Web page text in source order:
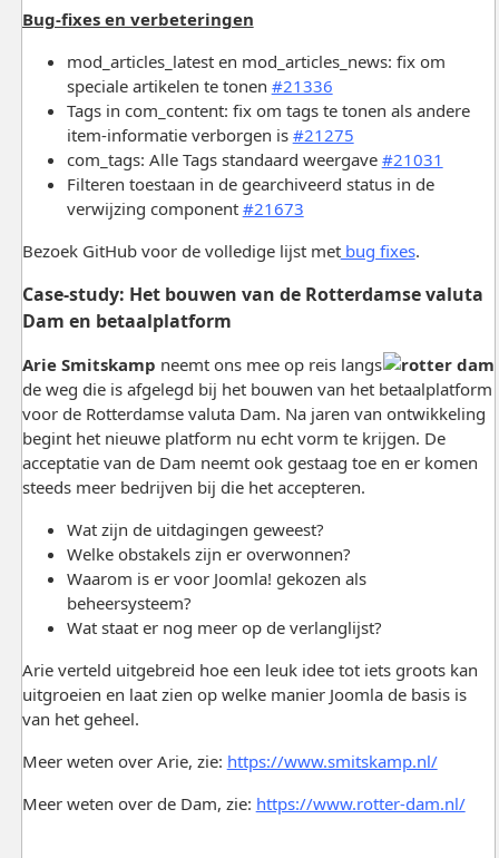
Bug-fixes en verbeteringen
mod_articles_latest en mod_articles_news: fix om
speciale artikelen te tonen #21336
Tags in com_content: fix om tags te tonen als andere
item-informatie verborgen is #21275
com_tags: Alle Tags standaard weergave #21031
Filteren toestaan in de gearchiveerd status in de
verwijzing component #21673
Bezoek GitHub voor de volledige lijst metbug fixes.
Case-study: Het bouwen van de Rotterdamse valuta
Dam en betaalplatform
Arie Smitskamp neemt ons mee op reis langs
de weg die is afgelegd bij het bouwen van het betaalplatform
voor de Rotterdamse valuta Dam. Na jaren van ontwikkeling
begint het nieuwe platform nu echt vorm te krijgen. De
acceptatie van de Dam neemt ook gestaag toe en er komen
steeds meer bedrijven bij die het accepteren.
Wat zijn de uitdagingen geweest?
Welke obstakels zijn er overwonnen?
Waarom is er voor Joomla! gekozen als
beheersysteem?
Wat staat er nog meer op de verlanglijst?
Arie verteld uitgebreid hoe een leuk idee tot iets groots kan
uitgroeien en laat zien op welke manier Joomla de basis is
van het geheel.
Meer weten over Arie, zie: https://www.smitskamp.nl/
Meer weten over de Dam, zie: https://www.rotter-dam.nl/